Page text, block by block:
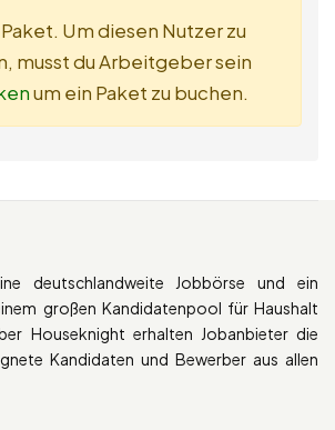
Um diesen Nutzer zu
musst du Arbeitgeber sein
um ein Paket zu buchen.
deutschlandweite Jobbörse und ein
großen Kandidatenpool für Haushalt
Houseknight erhalten Jobanbieter die
Kandidaten und Bewerber aus allen